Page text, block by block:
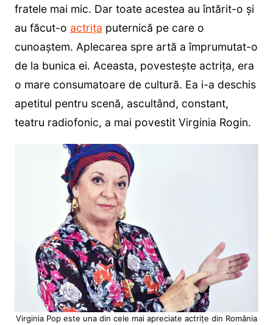
fratele mai mic. Dar toate acestea au întărit-o și
au făcut-o actrița puternică pe care o
cunoaștem. Aplecarea spre artă a împrumutat-o
de la bunica ei. Aceasta, povestește actrița, era
o mare consumatoare de cultură. Ea i-a deschis
apetitul pentru scenă, ascultând, constant,
teatru radiofonic, a mai povestit Virginia Rogin.
Virginia Pop este una din cele mai apreciate actrițe din România